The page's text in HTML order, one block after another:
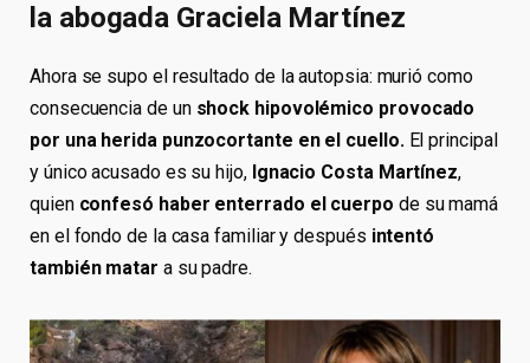
la abogada Graciela Martínez
Ahora se supo el resultado de la autopsia: murió como
consecuencia de un shock hipovolémico provocado
por una herida punzocortante en el cuello.El principal
y único acusado es su hijo,Ignacio Costa Martínez,
quien confesó haber enterrado el cuerpo de su mamá
en el fondo de la casa familiar y después intentó
también matar a su padre.